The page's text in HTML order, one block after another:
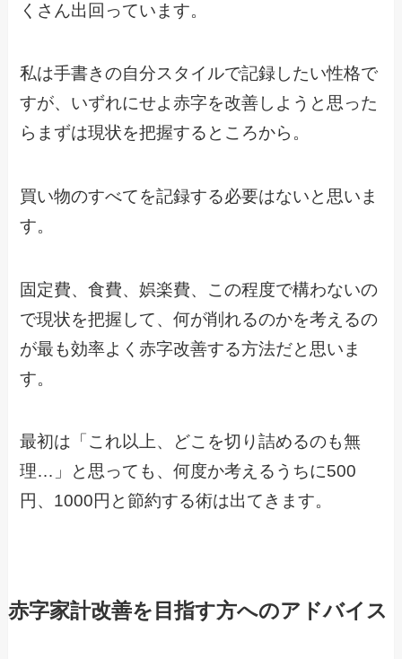
くさん出回っています。
私は手書きの自分スタイルで記録したい性格で
すが、いずれにせよ赤字を改善しようと思った
らまずは現状を把握するところから。
買い物のすべてを記録する必要はないと思いま
す。
固定費、食費、娯楽費、この程度で構わないの
で現状を把握して、何が削れるのかを考えるの
が最も効率よく赤字改善する方法だと思いま
す。
最初は「これ以上、どこを切り詰めるのも無
理…」と思っても、何度か考えるうちに500
円、1000円と節約する術は出てきます。
赤字家計改善を目指す方へのアドバイス